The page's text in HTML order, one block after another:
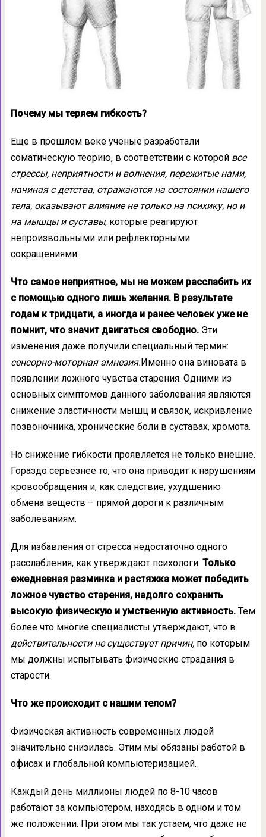
Почему мы теряем гибкость?
Еще в прошлом веке ученые разработали
соматическую теорию, в соответствии с которой все
стрессы, неприятности и волнения, пережитые нами,
начиная с детства, отражаются на состоянии нашего
тела, оказывают влияние не только на психику, но и
на мышцы и суставы, которые реагируют
непроизвольными или рефлекторными
сокращениями.
Что самое неприятное, мы не можем расслабить их
с помощью одного лишь желания. В результате
годам к тридцати, а иногда и ранее человек уже не
помнит, что значит двигаться свободно.Эти
изменения даже получили специальный термин:
сенсорно-моторная амнезия. Именно она виновата в
появлении ложного чувства старения. Одними из
основных симптомов данного заболевания являются
снижение эластичности мышц и связок, искривление
позвоночника, хронические боли в суставах, хромота.
Но снижение гибкости проявляется не только внешне.
Гораздо серьезнее то, что она приводит к нарушениям
кровообращения и, как следствие, ухудшению
обмена веществ – прямой дороги к различным
заболеваниям.
Для избавления от стресса недостаточно одного
расслабления, как утверждают психологи. Только
ежедневная разминка и растяжка может победить
ложное чувство старения, надолго сохранить
высокую физическую и умственную активность.Тем
более что многие специалисты утверждают, что в
действительности не существует причин,по которым
мы должны испытывать физические страдания в
старости.
Что же происходит с нашим телом?
Физическая активность современных людей
значительно снизилась. Этим мы обязаны работой в
офисах и глобальной компьютеризацией.
Каждый день миллионы людей по 8-10 часов
работают за компьютером, находясь в одном и том
же положении. При этом мы так устаем, что даже не